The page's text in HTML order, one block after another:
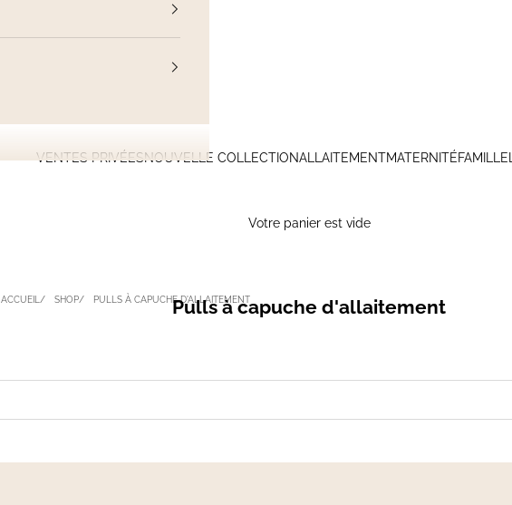
VENTES PRIVÉESNOUVELLE COLLECTIONALLAITEMENTMATERNITÉFAMILLE
Votre panier est vide
ACCUEIL SHOP PULLS À CAPUCHE D'ALLAITEMENTPulls à capuche d'allaitement